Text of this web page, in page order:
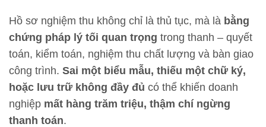
Hồ sơ nghiệm thu không chỉ là thủ tục, mà là bằng
chứng pháp lý tối quan trọng trong thanh – quyết
toán, kiểm toán, nghiệm thu chất lượng và bàn giao
công trình. Sai một biểu mẫu, thiếu một chữ ký,
hoặc lưu trữ không đầy đủ có thể khiến doanh
nghiệp mất hàng trăm triệu, thậm chí ngừng
thanh toán.